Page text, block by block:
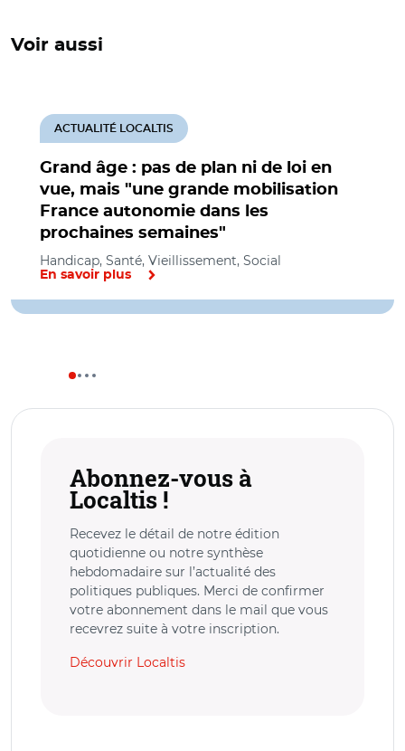
Voir aussi
Grand âge : pas de plan ni de loi en
vue, mais "une grande mobilisation
France autonomie dans les
prochaines semaines"
ACTUALITÉ LOCALTIS
Handicap, Santé, Vieillissement, Social
En savoir plus
Abonnez-vous à
Localtis !
Recevez le détail de notre édition
quotidienne ou notre synthèse
hebdomadaire sur l’actualité des
politiques publiques. Merci de confirmer
votre abonnement dans le mail que vous
recevrez suite à votre inscription.
Découvrir Localtis